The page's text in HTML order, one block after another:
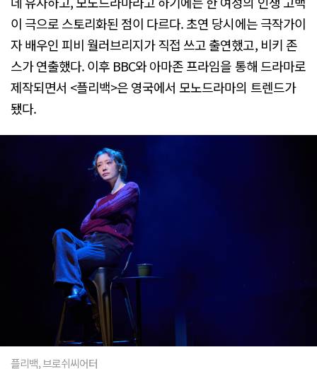
이 극으로 스토리화된 점이 다르다. 초연 당시에는 극작가이
자 배우인 피비 월러브리지가 직접 쓰고 출연했고, 비키 존
스가 연출했다. 이후 BBC와 아마존 프라임을 통해 드라마로
제작되면서 <플리백>은 영국에서 모노드라마의 트렌드가
됐다.
플리백, 브로쉬씨어터